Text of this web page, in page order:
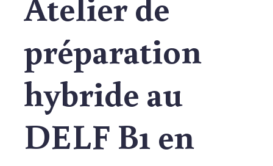
préparation
hybride au
DELF B1 en